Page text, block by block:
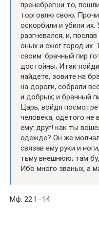
пренебрегши то,
торговлю свою;
оскорбили и убили
разгневался, и,
оных и сжег город их.
своим: брачный пир
достойны; Итак
найдете, зовите на
на дороги, собрали
и добрых; и брачный
Царь, войдя
человека, одетого не
ему: друг! как ты
одежде? Он же
связав ему руки и
тьму внешнюю; там
Ибо много званых, а
Мф. 22:1–14